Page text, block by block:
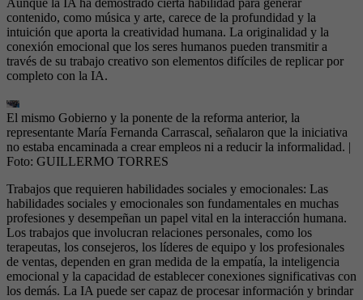
Aunque la IA ha demostrado cierta habilidad para generar
contenido, como música y arte, carece de la profundidad y la
intuición que aporta la creatividad humana. La originalidad y la
conexión emocional que los seres humanos pueden transmitir a
través de su trabajo creativo son elementos difíciles de replicar por
completo con la IA.
El mismo Gobierno y la ponente de la reforma anterior, la
representante María Fernanda Carrascal, señalaron que la iniciativa
no estaba encaminada a crear empleos ni a reducir la informalidad. |
Foto: GUILLERMO TORRES
Trabajos que requieren habilidades sociales y emocionales: Las
habilidades sociales y emocionales son fundamentales en muchas
profesiones y desempeñan un papel vital en la interacción humana.
Los trabajos que involucran relaciones personales, como los
terapeutas, los consejeros, los líderes de equipo y los profesionales
de ventas, dependen en gran medida de la empatía, la inteligencia
emocional y la capacidad de establecer conexiones significativas con
los demás. La IA puede ser capaz de procesar información y brindar